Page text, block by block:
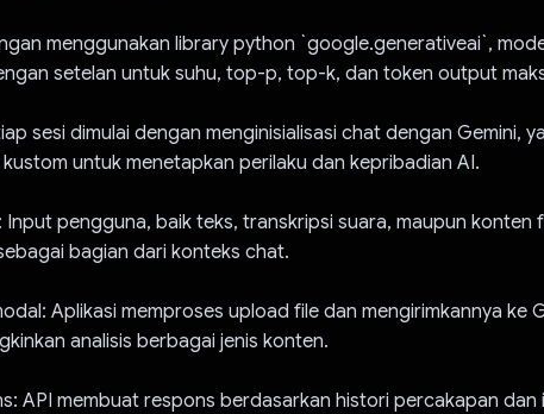
menggunakan library python `google.generativeai`,
setelan untuk suhu, top-p, top-k, dan token output
sesi dimulai dengan menginisialisasi chat dengan Gemini,
untuk menetapkan perilaku dan kepribadian AI.
Input pengguna, baik teks, transkripsi suara, maupun konten
bagian dari konteks chat.
Aplikasi memproses upload file dan mengirimkannya ke
analisis berbagai jenis konten.
API membuat respons berdasarkan histori percakapan dan